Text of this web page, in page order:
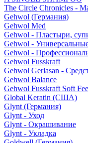
The Circle Chronicles -
Gehwol (Германия)
Gehwol Med
Gehwol - Пластыри,
Gehwol -
Gehwol -
Gehwol Fusskraft
Gehwol Gerlasan -
Gehwol Balance
Gehwol Fusskraft Soft
Global Keratin (США)
Glynt (Германия)
Glynt - Уход
Glynt - Окрашивание
Glynt - Укладка